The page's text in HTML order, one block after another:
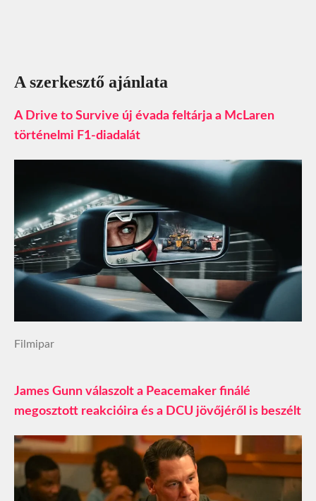
A szerkesztő ajánlata
A Drive to Survive új évada feltárja a McLaren
történelmi F1‑diadalát
Filmipar
James Gunn válaszolt a Peacemaker finálé
megosztott reakcióira és a DCU jövőjéről is beszélt